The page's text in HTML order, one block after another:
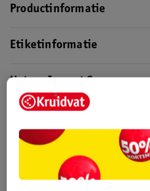
Productinformatie
Etiketinformatie
Nature Impact Score
Gebaseerd
Nature Impact Score: 62%